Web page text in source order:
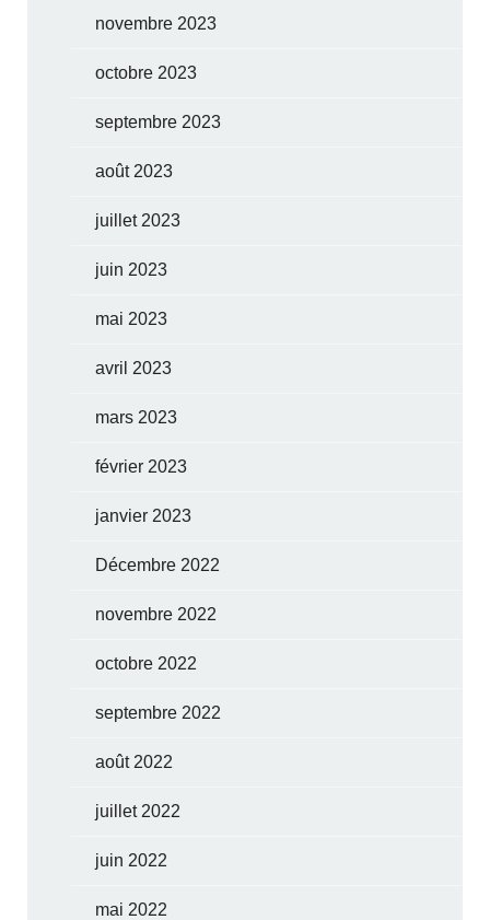
novembre 2023
octobre 2023
septembre 2023
août 2023
juillet 2023
juin 2023
mai 2023
avril 2023
mars 2023
février 2023
janvier 2023
Décembre 2022
novembre 2022
octobre 2022
septembre 2022
août 2022
juillet 2022
juin 2022
mai 2022